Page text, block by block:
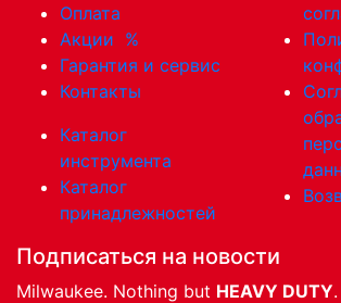
Оплата
Акции %
Гарантия и сервис
Контакты
Каталог
инструмента
Каталог
принадлежностей
Подписаться на новости
Milwaukee. Nothing but HEAVY DUTY.